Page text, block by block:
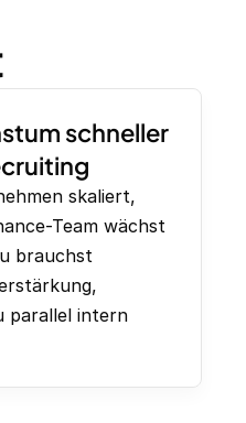
schneller
skaliert,
Team wächst
brauchst
parallel intern